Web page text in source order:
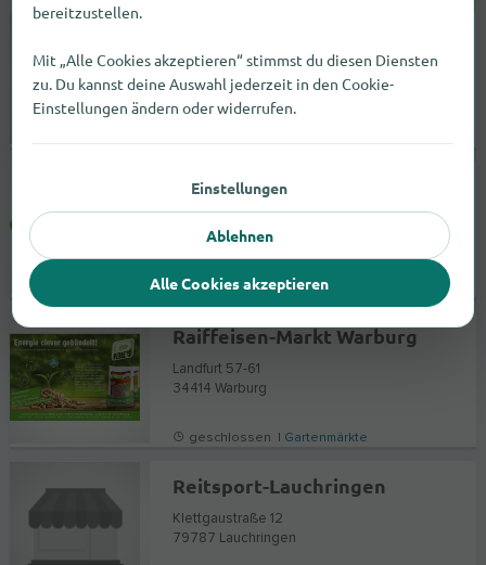
Mühlweg 8
76833 Siebeldingen
Raiffeisen-Markt Schötmar
32108 Bad Salzuflen
geschlossen |Gartenmärkte
Raiffeisen-Markt Warburg
Landfurt 57-61
34414 Warburg
geschlossen | Gartenmärkte
Reitsport-Lauchringen
Klettgaustraße 12
79787
Lauchringen
bereitzustellen.
Mit „Alle Cookies akzeptieren“ stimmst du diesen Diensten
zu. Du kannst deine Auswahl jederzeit in den Cookie-
Einstellungen ändern oder widerrufen.
Einstellungen
Ablehnen
Alle Cookies akzeptieren